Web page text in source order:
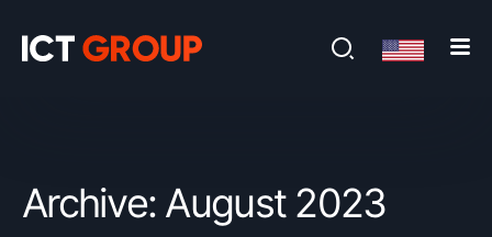
Archive: August 2023